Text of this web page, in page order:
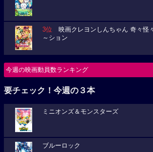
3位 映画クレヨンしんちゃん 奇々怪
～ション
今週の映画動員数ランキング
要チェック！今週の３本
ミニオンズ＆モンスターズ
ブルーロック